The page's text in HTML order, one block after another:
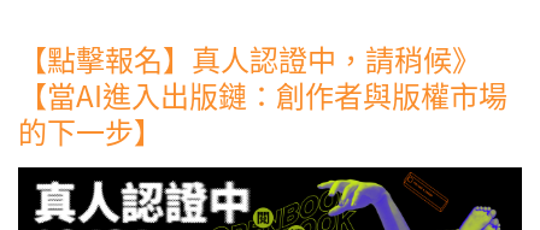
【點擊報名】真人認證中，請稍候》
【當AI進入出版鏈：創作者與版權市場
的下一步】